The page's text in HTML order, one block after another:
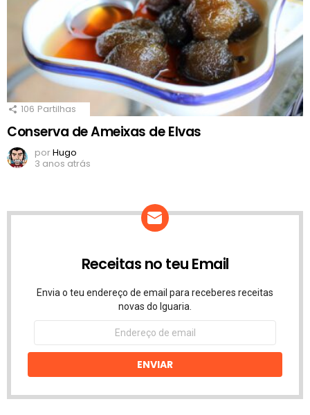
106 Partilhas
Conserva de Ameixas de Elvas
porHugo
3 anos atrás
Receitas no teu Email
Envia o teu endereço de email para receberes receitas
novas do Iguaria.
Endereço
email
ENVIAR